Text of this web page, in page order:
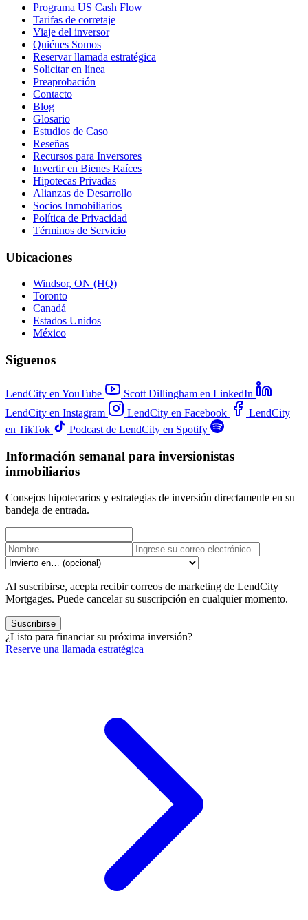
Programa US Cash Flow
Tarifas de corretaje
Viaje del inversor
Quiénes Somos
Reservar llamada estratégica
Solicitar en línea
Preaprobación
Contacto
Blog
Glosario
Estudios de Caso
Reseñas
Recursos para Inversores
Invertir en Bienes Raíces
Hipotecas Privadas
Alianzas de Desarrollo
Socios Inmobiliarios
Política de Privacidad
Términos de Servicio
Ubicaciones
Windsor, ON (HQ)
Toronto
Canadá
Estados Unidos
México
Síguenos
LendCity en YouTube
Scott Dillingham en LinkedIn
LendCity en Instagram
LendCity en Facebook
LendCity
en TikTok
Podcast de LendCity en Spotify
Información semanal para inversionistas
inmobiliarios
Consejos hipotecarios y estrategias de inversión directamente en su
bandeja de entrada.
Al suscribirse, acepta recibir correos de marketing de LendCity
Mortgages. Puede cancelar su suscripción en cualquier momento.
Suscribirse
¿Listo para financiar su próxima inversión?
Reserve una llamada estratégica